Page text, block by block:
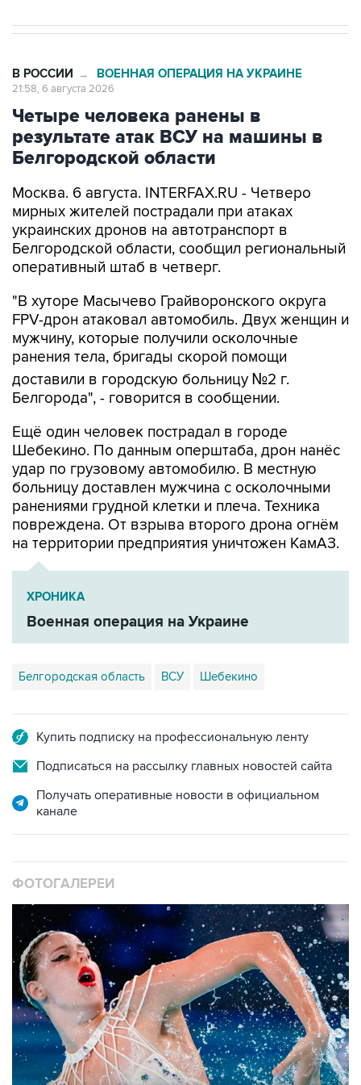
Четыре человека ранены в
результате атак ВСУ на машины в
Белгородской области
Москва. 6 августа. INTERFAX.RU - Четверо
украинских дронов на автотранспорт в
Белгородской области, сообщил региональный
оперативный штаб в четверг.
"В хуторе Масычево Грайворонского округа
мужчину, которые получили осколочные
ранения тела, бригады скорой помощи
доставили в городскую больницу №2 г.
Белгорода", - говорится в сообщении.
Ещё один человек пострадал в городе
удар по грузовому автомобилю. В местную
больницу доставлен мужчина с осколочными
ранениями грудной клетки и плеча. Техника
повреждена. От взрыва второго дрона огнём
на территории предприятия уничтожен КамАЗ.
ХРОНИКА
Военная операция на Украине
Белгородская область ВСУ Шебекино
Подписаться на рассылку главных новостей сайта
Получать оперативные новости в официальном
канале
10